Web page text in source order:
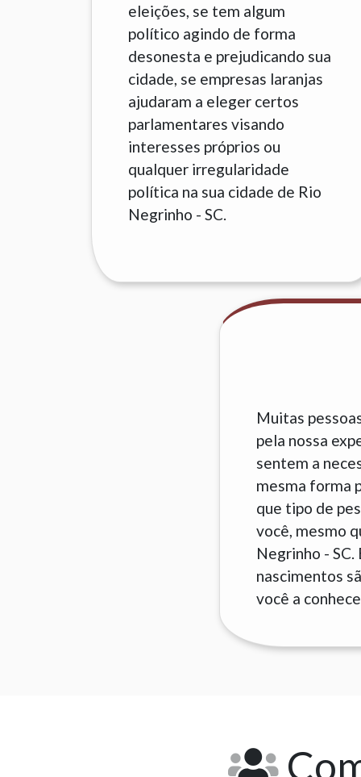
eleições, se tem algum
político agindo de forma
desonesta e prejudicando sua
cidade, se empresas laranjas
ajudaram a eleger certos
parlamentares visando
interesses próprios ou
qualquer irregularidade
política na sua cidade de Rio
Negrinho - SC.
Muitas
pela nossa
sentem a
mesma forma
que tipo de
você, mesmo
Negrinho -
nascimentos
você a